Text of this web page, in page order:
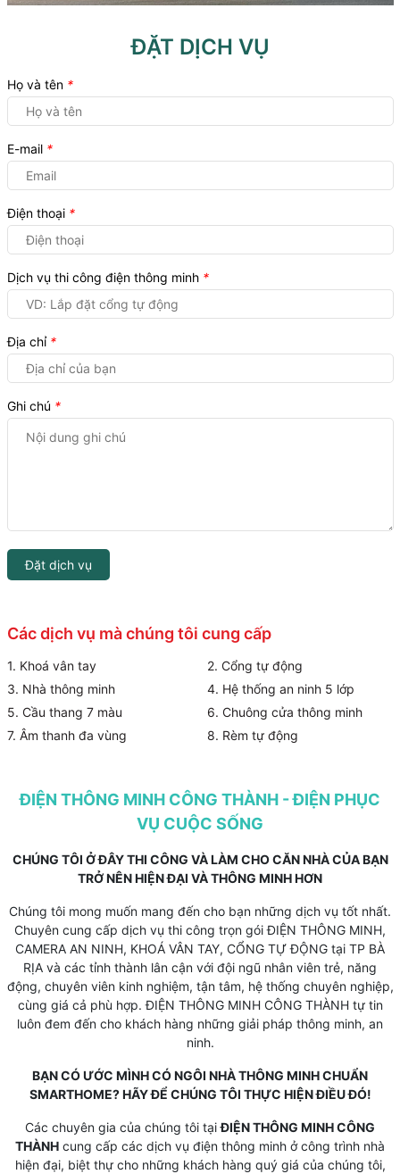
ĐẶT DỊCH VỤ
Họ và tên *
E-mail *
Điện thoại *
Dịch vụ thi công điện thông minh *
Địa chỉ *
Ghi chú *
Đặt dịch vụ
Các dịch vụ mà chúng tôi cung cấp
1. Khoá vân tay
2. Cổng tự động
3. Nhà thông minh
4. Hệ thống an ninh 5 lớp
5. Cầu thang 7 màu
6. Chuông cửa thông minh
7. Âm thanh đa vùng
8. Rèm tự động
ĐIỆN THÔNG MINH CÔNG THÀNH - ĐIỆN PHỤC
VỤ CUỘC SỐNG
CHÚNG TÔI Ở ĐÂY THI CÔNG VÀ LÀM CHO CĂN NHÀ CỦA BẠN
TRỞ NÊN HIỆN ĐẠI VÀ THÔNG MINH HƠN
Chúng tôi mong muốn mang đến cho bạn những dịch vụ tốt nhất.
Chuyên cung cấp dịch vụ thi công trọn gói ĐIỆN THÔNG MINH,
CAMERA AN NINH, KHOÁ VÂN TAY, CỔNG TỰ ĐỘNG tại TP BÀ
RỊA và các tỉnh thành lân cận với đội ngũ nhân viên trẻ, năng
động, chuyên viên kinh nghiệm, tận tâm, hệ thống chuyên nghiệp,
cùng giá cả phù hợp. ĐIỆN THÔNG MINH CÔNG THÀNH tự tin
luôn đem đến cho khách hàng những giải pháp thông minh, an
ninh.
BẠN CÓ ƯỚC MÌNH CÓ NGÔI NHÀ THÔNG MINH CHUẨN
SMARTHOME? HÃY ĐỂ CHÚNG TÔI THỰC HIỆN ĐIỀU ĐÓ!
Các chuyên gia của chúng tôi tạiĐIỆN THÔNG MINH CÔNG
THÀNH cung cấp các dịch vụ điện thông minh ở công trình nhà
hiện đại, biệt thự cho những khách hàng quý giá của chúng tôi,